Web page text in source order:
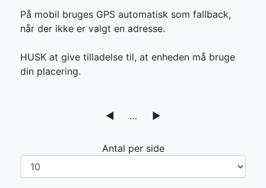
På mobil bruges GPS automatisk som fallback,
når der ikke er valgt en adresse.
HUSK at give tilladelse til, at enheden må bruge
din placering.
◀ … ▶
Antal per side